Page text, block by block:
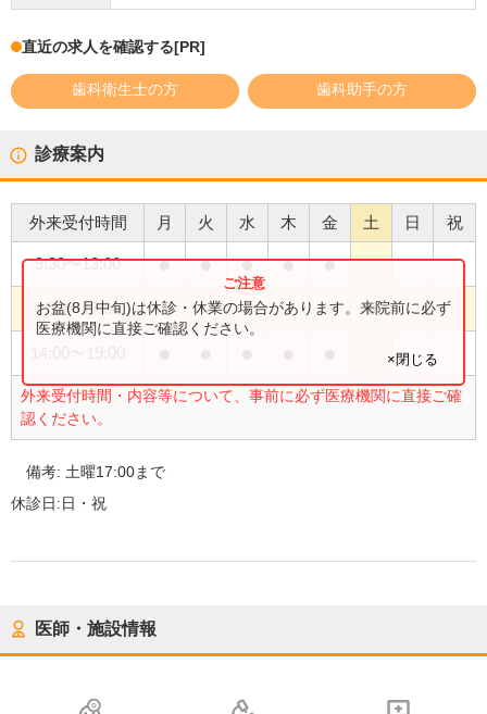
直近の求人を確認する[PR]
歯科衛生士の方 歯科助手の方
診療案内
外来受付時間 月 火 水 木 金 土 日 祝
9:30〜13:00 ● ● ● ● ●
9:30〜17:00 ●
外来受付時間・内容等について、事前に必ず医療機関に直接ご確
認ください。
お盆(8月中旬)は休診・休業の場合があります。来院前に必ず
医療機関に直接ご確認ください。
×閉じる
備考: 土曜17:00まで
休診日:日・祝
医師・施設情報